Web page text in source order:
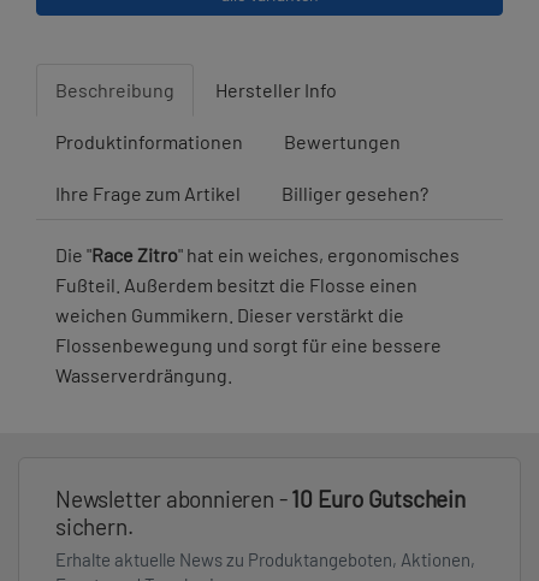
Beschreibung Hersteller Info
Produktinformationen Bewertungen
Ihre Frage zum Artikel Billiger gesehen?
Die "Race Zitro" hat ein weiches, ergonomisches
Fußteil. Außerdem besitzt die Flosse einen
weichen Gummikern. Dieser verstärkt die
Flossenbewegung und sorgt für eine bessere
Wasserverdrängung.
Newsletter abonnieren -10 Euro Gutschein
sichern.
Erhalte aktuelle News zu Produktangeboten, Aktionen,